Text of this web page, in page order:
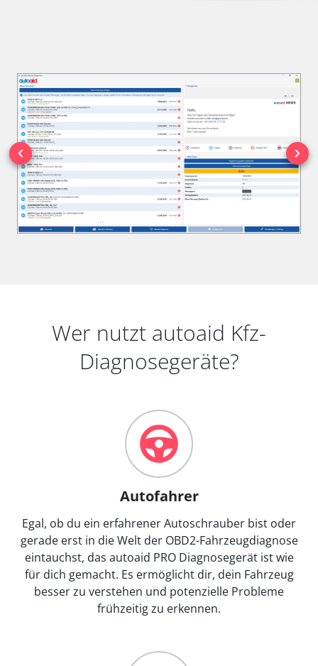
Wer nutzt autoaid Kfz-
Diagnosegeräte?
Autofahrer
Egal, ob du ein erfahrener Autoschrauber bist oder
gerade erst in die Welt der OBD2-Fahrzeugdiagnose
eintauchst, das autoaid PRO Diagnosegerät ist wie
für dich gemacht. Es ermöglicht dir, dein Fahrzeug
besser zu verstehen und potenzielle Probleme
frühzeitig zu erkennen.